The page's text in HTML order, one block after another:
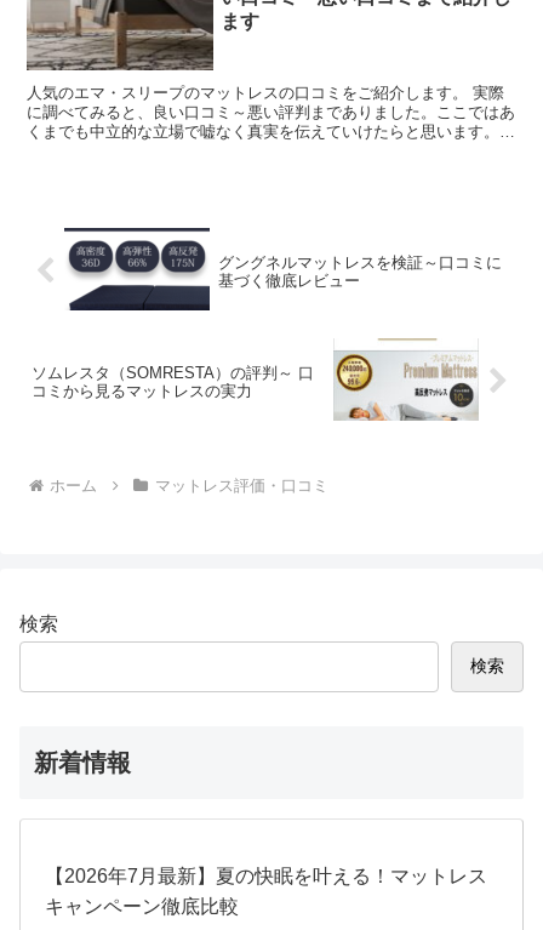
ます
人気のエマ・スリープのマットレスの口コミをご紹介します。 実際
に調べてみると、良い口コミ～悪い評判までありました。ここではあ
くまでも中立的な立場で嘘なく真実を伝えていけたらと思います。
グングネルマットレスを検証～口コミに
基づく徹底レビュー
ソムレスタ（SOMRESTA）の評判～ 口
コミから見るマットレスの実力
ホーム マットレス評価・口コミ
検索
検索
新着情報
【2026年7月最新】夏の快眠を叶える！マットレス
キャンペーン徹底比較